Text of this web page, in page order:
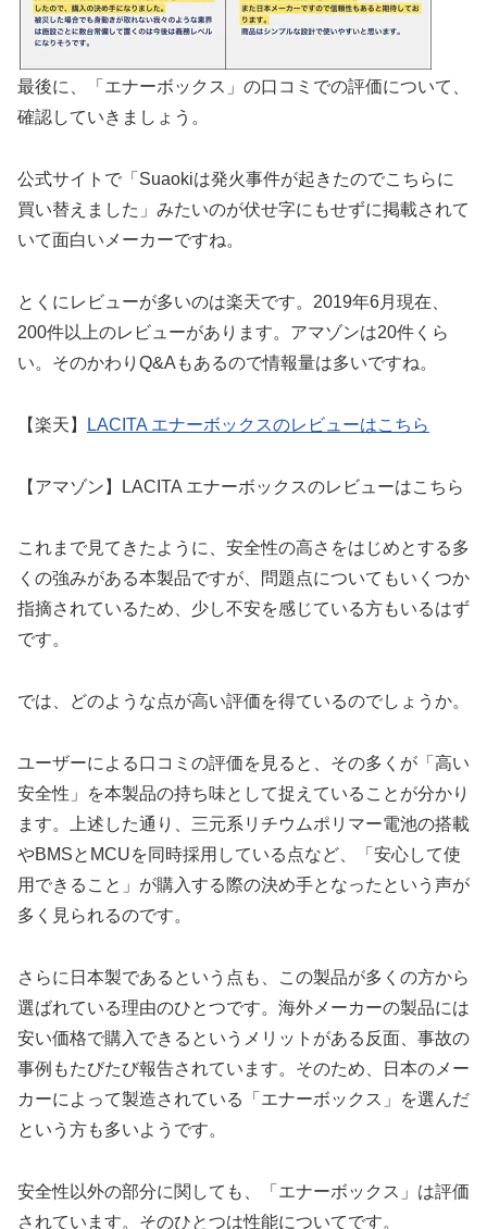
最後に、「エナーボックス」の口コミでの評価について、
確認していきましょう。
公式サイトで「Suaokiは発火事件が起きたのでこちらに
買い替えました」みたいのが伏せ字にもせずに掲載されて
いて面白いメーカーですね。
とくにレビューが多いのは楽天です。2019年6月現在、
200件以上のレビューがあります。アマゾンは20件くら
い。そのかわりQ&Aもあるので情報量は多いですね。
【楽天】 LACITA エナーボックスのレビューはこちら
【アマゾン】LACITA エナーボックスのレビューはこちら
これまで見てきたように、安全性の高さをはじめとする多
くの強みがある本製品ですが、問題点についてもいくつか
指摘されているため、少し不安を感じている方もいるはず
です。
では、どのような点が高い評価を得ているのでしょうか。
ユーザーによる口コミの評価を見ると、その多くが「高い
安全性」を本製品の持ち味として捉えていることが分かり
ます。上述した通り、三元系リチウムポリマー電池の搭載
やBMSとMCUを同時採用している点など、「安心して使
用できること」が購入する際の決め手となったという声が
多く見られるのです。
さらに日本製であるという点も、この製品が多くの方から
選ばれている理由のひとつです。海外メーカーの製品には
安い価格で購入できるというメリットがある反面、事故の
事例もたびたび報告されています。そのため、日本のメー
カーによって製造されている「エナーボックス」を選んだ
という方も多いようです。
安全性以外の部分に関しても、「エナーボックス」は評価
されています。そのひとつは性能についてです。